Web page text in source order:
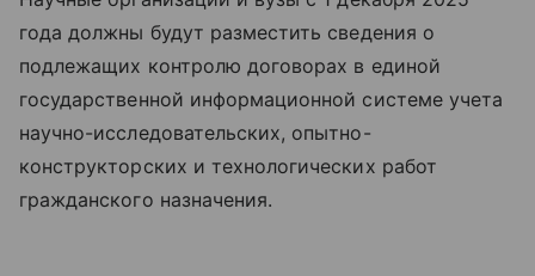
года должны будут разместить сведения о
подлежащих контролю договорах в единой
государственной информационной системе учета
научно-исследовательских, опытно-
конструкторских и технологических работ
гражданского назначения.